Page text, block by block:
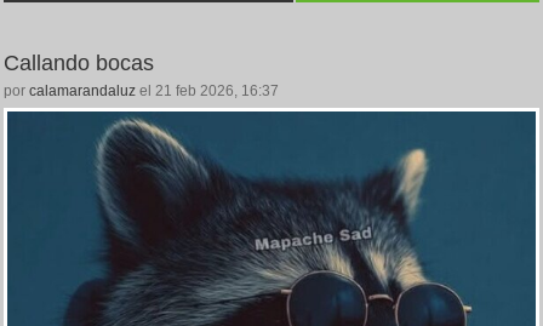
Callando bocas
por calamarandaluz el 21 feb 2026, 16:37